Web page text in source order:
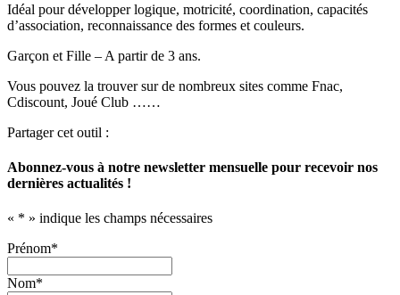
Idéal pour développer logique, motricité, coordination, capacités
d’association, reconnaissance des formes et couleurs.
Garçon et Fille – A partir de 3 ans.
Vous pouvez la trouver sur de nombreux sites comme Fnac,
Cdiscount, Joué Club ……
Partager cet outil :
Abonnez-vous à notre newsletter mensuelle pour recevoir nos
dernières actualités !
« * » indique les champs nécessaires
Prénom*
Nom*